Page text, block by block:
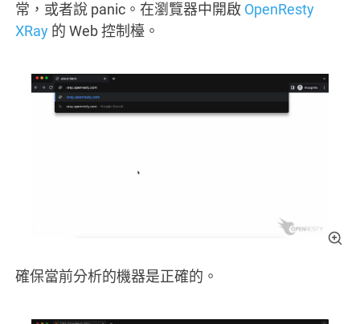
常，或者說 panic。在瀏覽器中開啟 OpenResty
XRay 的 Web 控制檯。
確保當前分析的機器是正確的。